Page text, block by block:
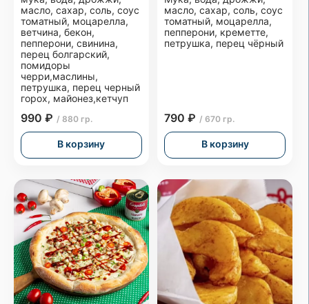
масло, сахар, соль, соус
томатный, моцарелла,
ветчина, бекон,
пепперони, свинина,
перец болгарский,
помидоры
черри,маслины,
петрушка, перец черный
горох, майонез,кетчуп
990 ₽ / 880 гр.
В корзину
масло, сахар, соль, соус
томатный, моцарелла,
пепперони, креметте,
петрушка, перец чёрный
790 ₽ / 670 гр.
В корзину